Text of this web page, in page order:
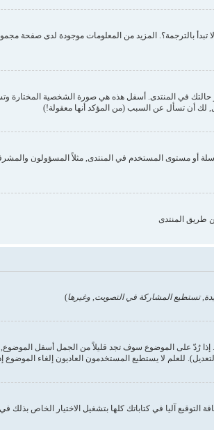
لك أن تسأل عن السبب (من المؤكد أنها معقولة!)
أو مستوى المستخدم في المنتدى, مثلاً المسؤولون
طريق المنتدى
تستطيع المشاركة في التصويت, وغيرها)
رُدّ على الموضوع سوف تجد قليلاً من الجمل أسفل
للعلم لا يستطيع المستخدمون العاديون إلغاء الموضوع
التوقيع آليا في كتاباتك كلها بتشغيل الاختيار الخاص